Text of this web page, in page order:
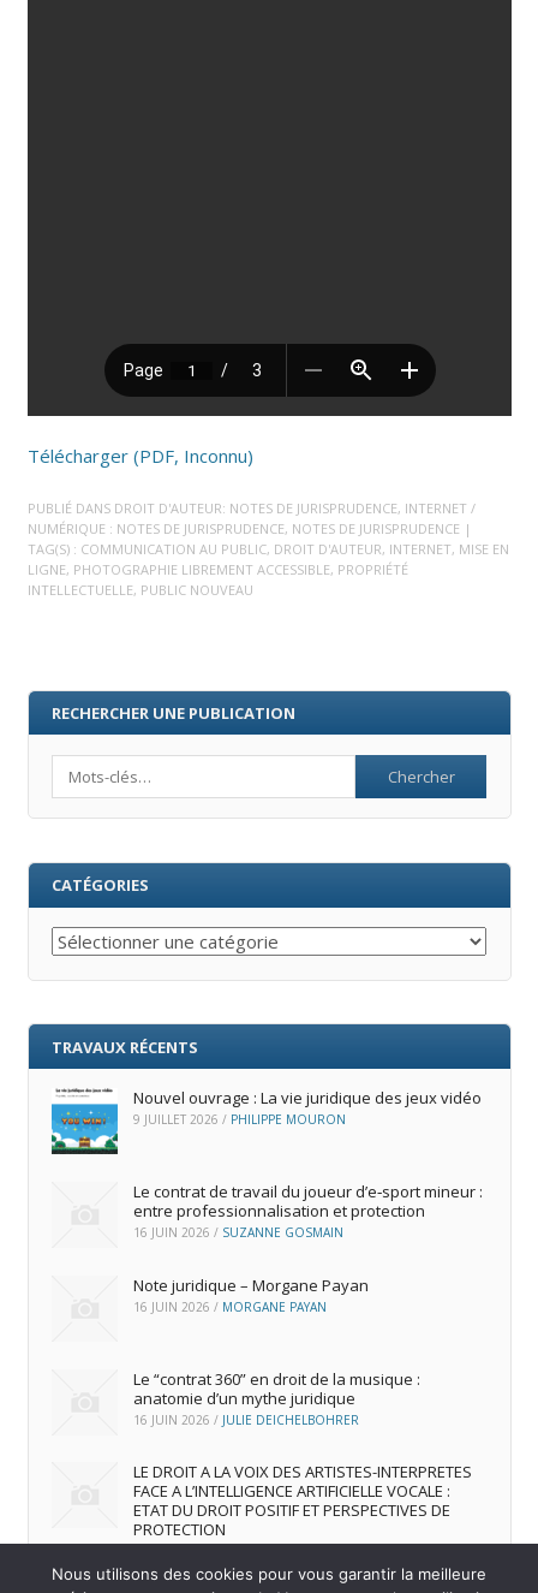
Télécharger (PDF, Inconnu)
PUBLIÉ DANS DROIT D'AUTEUR: NOTES DE JURISPRUDENCE, INTERNET /
NUMÉRIQUE : NOTES DE JURISPRUDENCE, NOTES DE JURISPRUDENCE |
TAG(S) : COMMUNICATION AU PUBLIC, DROIT D'AUTEUR, INTERNET, MISE EN
LIGNE, PHOTOGRAPHIE LIBREMENT ACCESSIBLE, PROPRIÉTÉ
INTELLECTUELLE, PUBLIC NOUVEAU
RECHERCHER UNE PUBLICATION
CATÉGORIES
Catégories
TRAVAUX RÉCENTS
Nouvel ouvrage : La vie juridique des jeux vidéo
9 JUILLET 2026 / PHILIPPE MOURON
Le contrat de travail du joueur d’e‑sport mineur :
entre professionnalisation et protection
16 JUIN 2026 / SUZANNE GOSMAIN
Note juridique – Morgane Payan
16 JUIN 2026 / MORGANE PAYAN
Le “contrat 360” en droit de la musique :
anatomie d’un mythe juridique
16 JUIN 2026 / JULIE DEICHELBOHRER
LE DROIT A LA VOIX DES ARTISTES-INTERPRETES
FACE A L’INTELLIGENCE ARTIFICIELLE VOCALE :
ETAT DU DROIT POSITIF ET PERSPECTIVES DE
PROTECTION
Nous utilisons des cookies pour vous garantir la meilleure